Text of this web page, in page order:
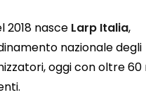
2018 nasce Larp Italia,
nazionale degli
oggi con oltre